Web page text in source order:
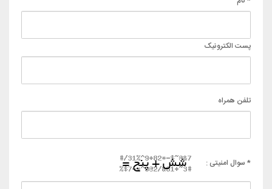
پست الکترونیک
تلفن همراه
* سوال امنیتی :